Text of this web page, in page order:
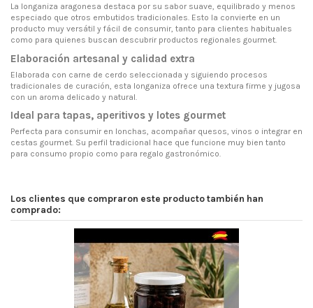
La longaniza aragonesa destaca por su sabor suave, equilibrado y menos
especiado que otros embutidos tradicionales. Esto la convierte en un
producto muy versátil y fácil de consumir, tanto para clientes habituales
como para quienes buscan descubrir productos regionales gourmet.
Elaboración artesanal y calidad extra
Elaborada con carne de cerdo seleccionada y siguiendo procesos
tradicionales de curación, esta longaniza ofrece una textura firme y jugosa
con un aroma delicado y natural.
Ideal para tapas, aperitivos y lotes gourmet
Perfecta para consumir en lonchas, acompañar quesos, vinos o integrar en
cestas gourmet. Su perfil tradicional hace que funcione muy bien tanto
para consumo propio como para regalo gastronómico.
Los clientes que compraron este producto también han
comprado: